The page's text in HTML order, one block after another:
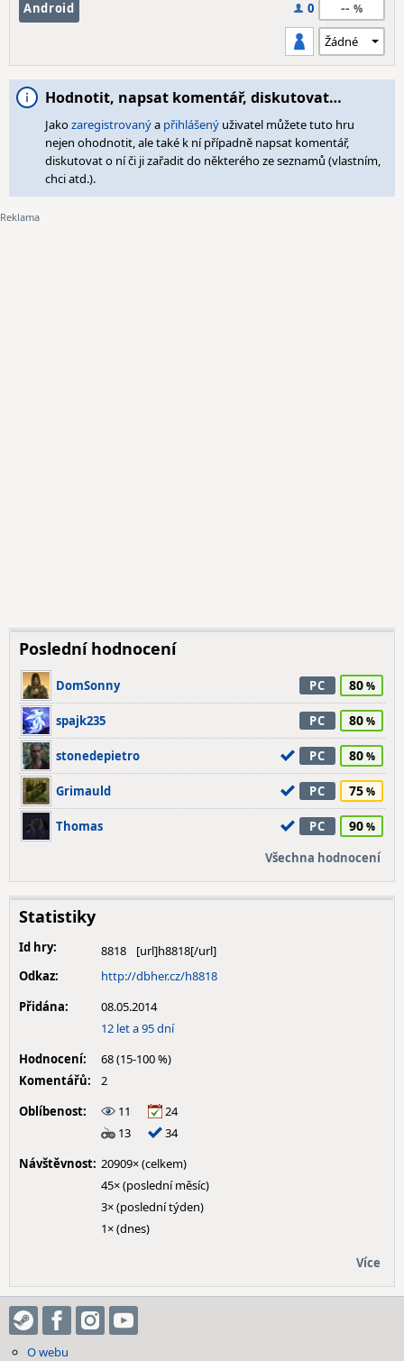
Android 0 --
Hodnotit, napsat komentář, diskutovat…
Jakozaregistrovanýa přihlášený uživatel můžete tuto hru
nejen ohodnotit, ale také k ní případně napsat komentář,
diskutovat o ní či ji zařadit do některého ze seznamů (vlastním,
chci atd.).
Poslední hodnocení
DomSonny PC 80
spajk235 PC 80
stonedepietro PC 80
Grimauld PC 75
Thomas PC 90
Všechna hodnocení
Statistiky
Id hry:
8818
Odkaz:
http://dbher.cz/h8818
Přidána:
08.05.2014
12 let a 95 dní
Hodnocení:
68 (15-100 %)
Komentářů:
2
Oblíbenost:
11
24
13
34
Návštěvnost: 20909× (celkem)
45× (poslední měsíc)
3× (poslední týden)
1× (dnes)
Více
O webu